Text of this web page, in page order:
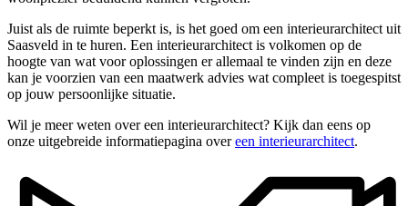
Juist als de ruimte beperkt is, is het goed om een interieurarchitect uit
Saasveld in te huren. Een interieurarchitect is volkomen op de
hoogte van wat voor oplossingen er allemaal te vinden zijn en deze
kan je voorzien van een maatwerk advies wat compleet is toegespitst
op jouw persoonlijke situatie.
Wil je meer weten over een interieurarchitect? Kijk dan eens op
onze uitgebreide informatiepagina overeen interieurarchitect.